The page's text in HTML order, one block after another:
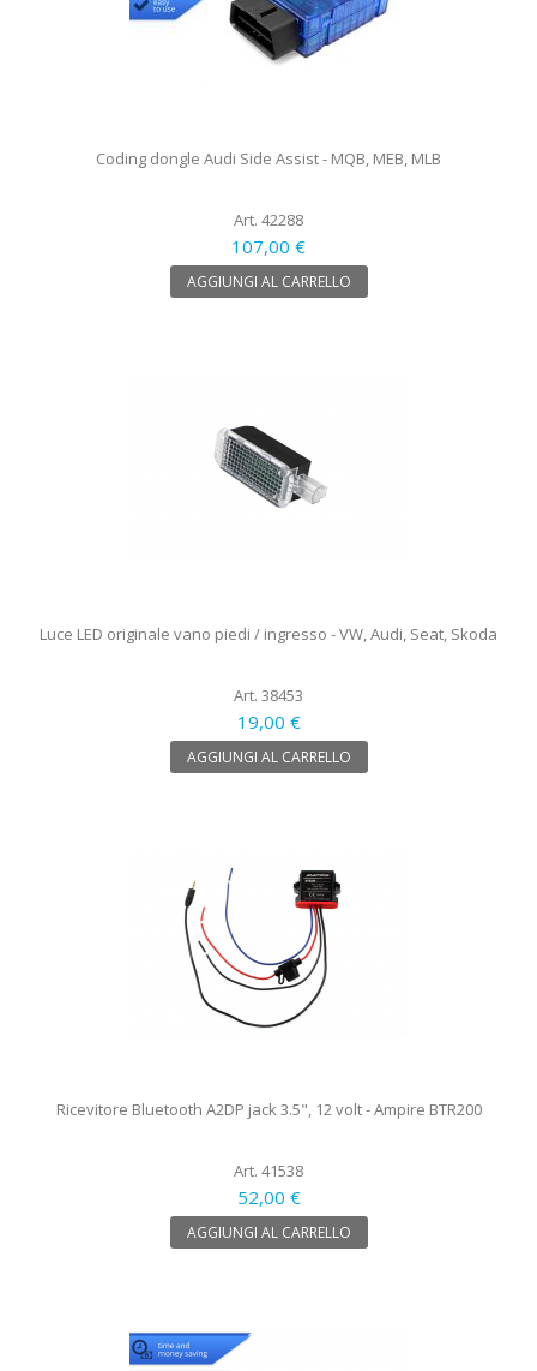
Coding dongle Audi Side Assist - MQB, MEB, MLB
Art. 42288
107,00 €
AGGIUNGI AL CARRELLO
Luce LED originale vano piedi / ingresso - VW, Audi, Seat, Skoda
Art. 38453
19,00 €
AGGIUNGI AL CARRELLO
Ricevitore Bluetooth A2DP jack 3.5", 12 volt - Ampire BTR200
Art. 41538
52,00 €
AGGIUNGI AL CARRELLO